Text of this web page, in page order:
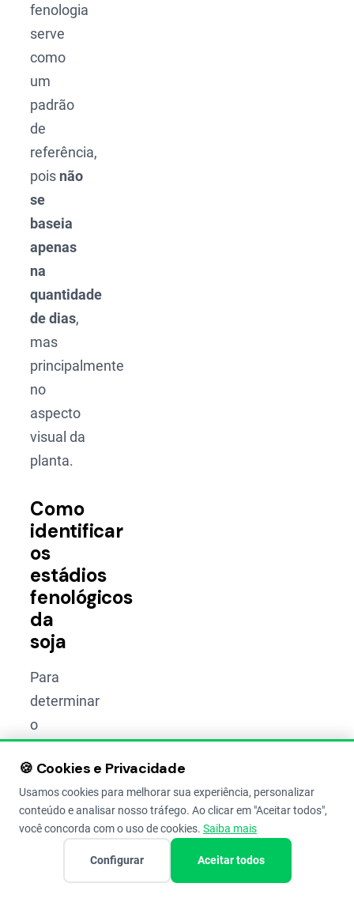
fenologia
serve
como
um
padrão
de
referência,
pois não
se
baseia
apenas
na
quantidade
de dias,
mas
principalmente
no
aspecto
visual da
planta.
Como
identificar
os
estádios
fenológicos
da
soja
Para
determinar
o
fenológico
dasoja,
é
fundamental
🍪 Cookies e Privacidade
Usamos cookies para melhorar sua experiência, personalizar
conteúdo e analisar nosso tráfego. Ao clicar em "Aceitar todos",
você concorda com o uso de cookies. Saiba mais
Configurar Aceitar todos